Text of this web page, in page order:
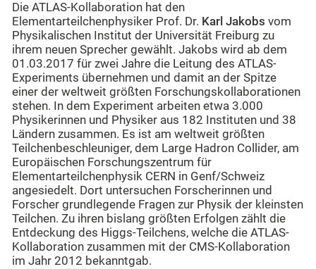
Die ATLAS-Kollaboration hat den
Elementarteilchenphysiker Prof. Dr. Karl Jakobs vom
Physikalischen Institut der Universität Freiburg zu
ihrem neuen Sprecher gewählt. Jakobs wird ab dem
01.03.2017 für zwei Jahre die Leitung des ATLAS-
Experiments übernehmen und damit an der Spitze
einer der weltweit größten Forschungskollaborationen
stehen. In dem Experiment arbeiten etwa 3.000
Physikerinnen und Physiker aus 182 Instituten und 38
Ländern zusammen. Es ist am weltweit größten
Teilchenbeschleuniger, dem Large Hadron Collider, am
Europäischen Forschungszentrum für
Elementarteilchenphysik CERN in Genf/Schweiz
angesiedelt. Dort untersuchen Forscherinnen und
Forscher grundlegende Fragen zur Physik der kleinsten
Teilchen. Zu ihren bislang größten Erfolgen zählt die
Entdeckung des Higgs-Teilchens, welche die ATLAS-
Kollaboration zusammen mit der CMS-Kollaboration
im Jahr 2012 bekanntgab.